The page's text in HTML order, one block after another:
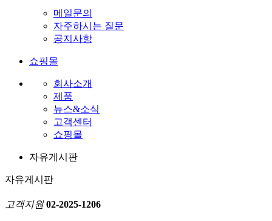
메일문의
자주하시는 질문
공지사항
쇼핑몰
회사소개
제품
뉴스&소식
고객센터
쇼핑몰
자유게시판
자유게시판
고객지원 02-2025-1206